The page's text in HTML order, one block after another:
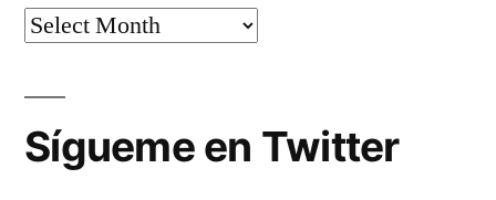
Archives
Sígueme en Twitter